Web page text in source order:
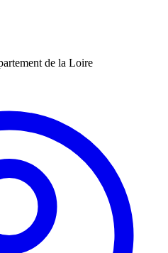
de la Loire